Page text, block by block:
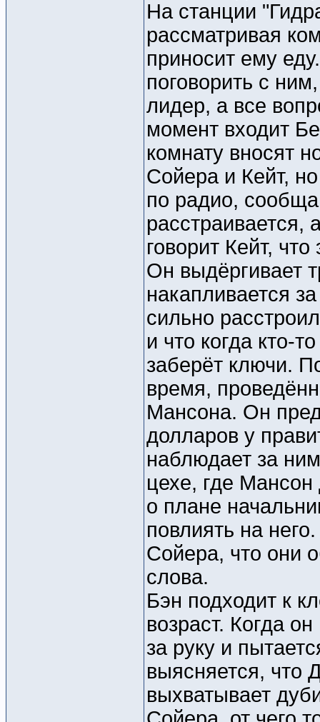
На станции
рассматривая
приносит ему
поговорить с
лидер, а все
момент входит
комнату вносят
Сойера и Кейт,
по радио,
расстраивается,
говорит Кейт,
Он выдёргивает
накапливается
сильно
и что когда кто-
заберёт ключи.
время,
Мансона. Он
долларов у
наблюдает за
цехе, где
о плане
повлиять на
Сойера, что они
слова.
Бэн подходит к
возраст. Когда
за руку и
выясняется, что
выхватывает